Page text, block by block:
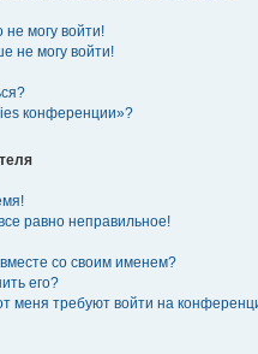
не могу войти!
не могу войти!
конференции»?
равно неправильное!
со своим именем?
его?
меня требуют войти на